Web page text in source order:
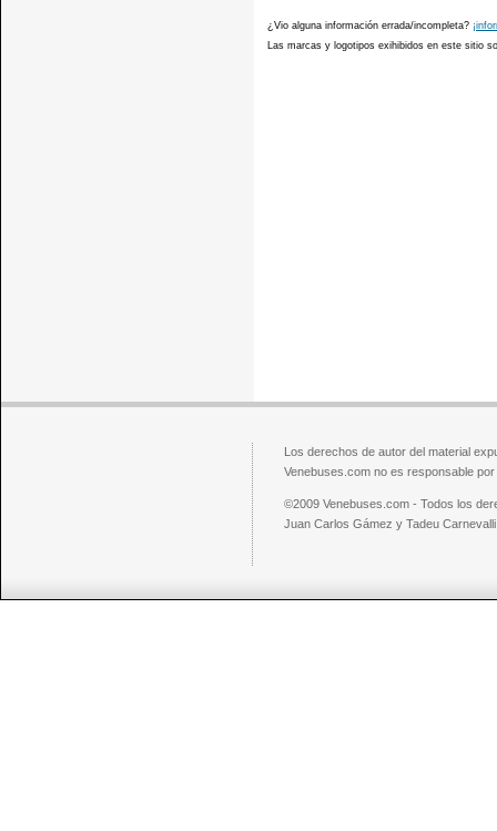
¿Vio alguna información errada/incompleta?
Las marcas y logotipos exihibidos en este sitio
Los derechos de autor del material
Venebuses.com no es responsable
©2009 Venebuses.com - Todos los
Juan Carlos Gámez y Tadeu Carnevalli